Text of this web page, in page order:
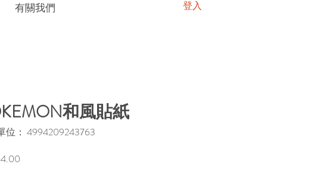
有關我們 登入
和風貼紙
位： 4994209243763